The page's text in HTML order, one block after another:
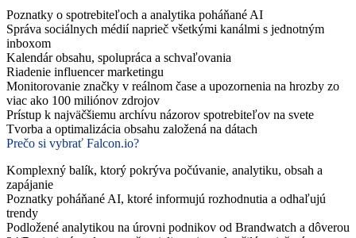
Poznatky o spotrebiteľoch a analytika poháňané AI
Správa sociálnych médií naprieč všetkými kanálmi s jednotným
inboxom
Kalendár obsahu, spolupráca a schvaľovania
Riadenie influencer marketingu
Monitorovanie značky v reálnom čase a upozornenia na hrozby zo
viac ako 100 miliónov zdrojov
Prístup k najväčšiemu archívu názorov spotrebiteľov na svete
Tvorba a optimalizácia obsahu založená na dátach
Prečo si vybrať Falcon.io?
Komplexný balík, ktorý pokrýva počúvanie, analytiku, obsah a
zapájanie
Poznatky poháňané AI, ktoré informujú rozhodnutia a odhaľujú
trendy
Podložené analytikou na úrovni podnikov od Brandwatch a dôverou